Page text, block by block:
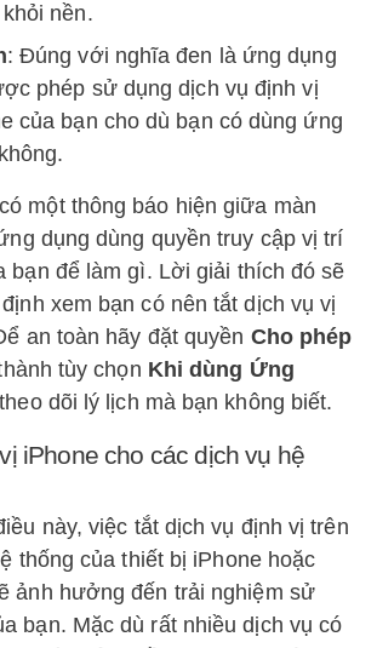
nền.
: Đúng với nghĩa đen là ứng dụng
phép sử dụng dịch vụ định vị
của bạn cho dù bạn có dùng ứng
một thông báo hiện giữa màn
dụng dùng quyền truy cập vị trí
bạn để làm gì. Lời giải thích đó sẽ
xem bạn có nên tắt dịch vụ vị
an toàn hãy đặt quyền Cho phép
tùy chọn Khi dùng Ứng
dõi lý lịch mà bạn không biết.
iPhone cho các dịch vụ hệ
này, việc tắt dịch vụ định vị trên
thống của thiết bị iPhone hoặc
ảnh hưởng đến trải nghiệm sử
bạn. Mặc dù rất nhiều dịch vụ có